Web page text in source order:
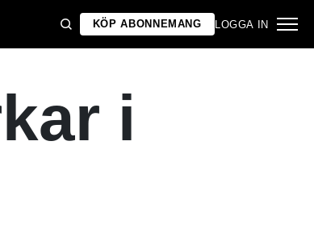
KÖP ABONNEMANG LOGGA IN
i